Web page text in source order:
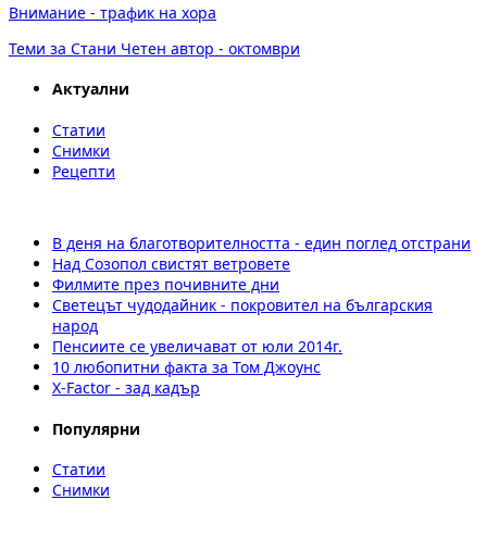
Внимание - трафик на хора
Теми за Стани Четен автор - октомври
Актуални
Статии
Снимки
Рецепти
В деня на благотворителността - един поглед отстрани
Над Созопол свистят ветровете
Филмите през почивните дни
Светецът чудодайник - покровител на българския
народ
Пенсиите се увеличават от юли 2014г.
10 любопитни факта за Том Джоунс
X-Factor - зад кадър
Популярни
Статии
Снимки